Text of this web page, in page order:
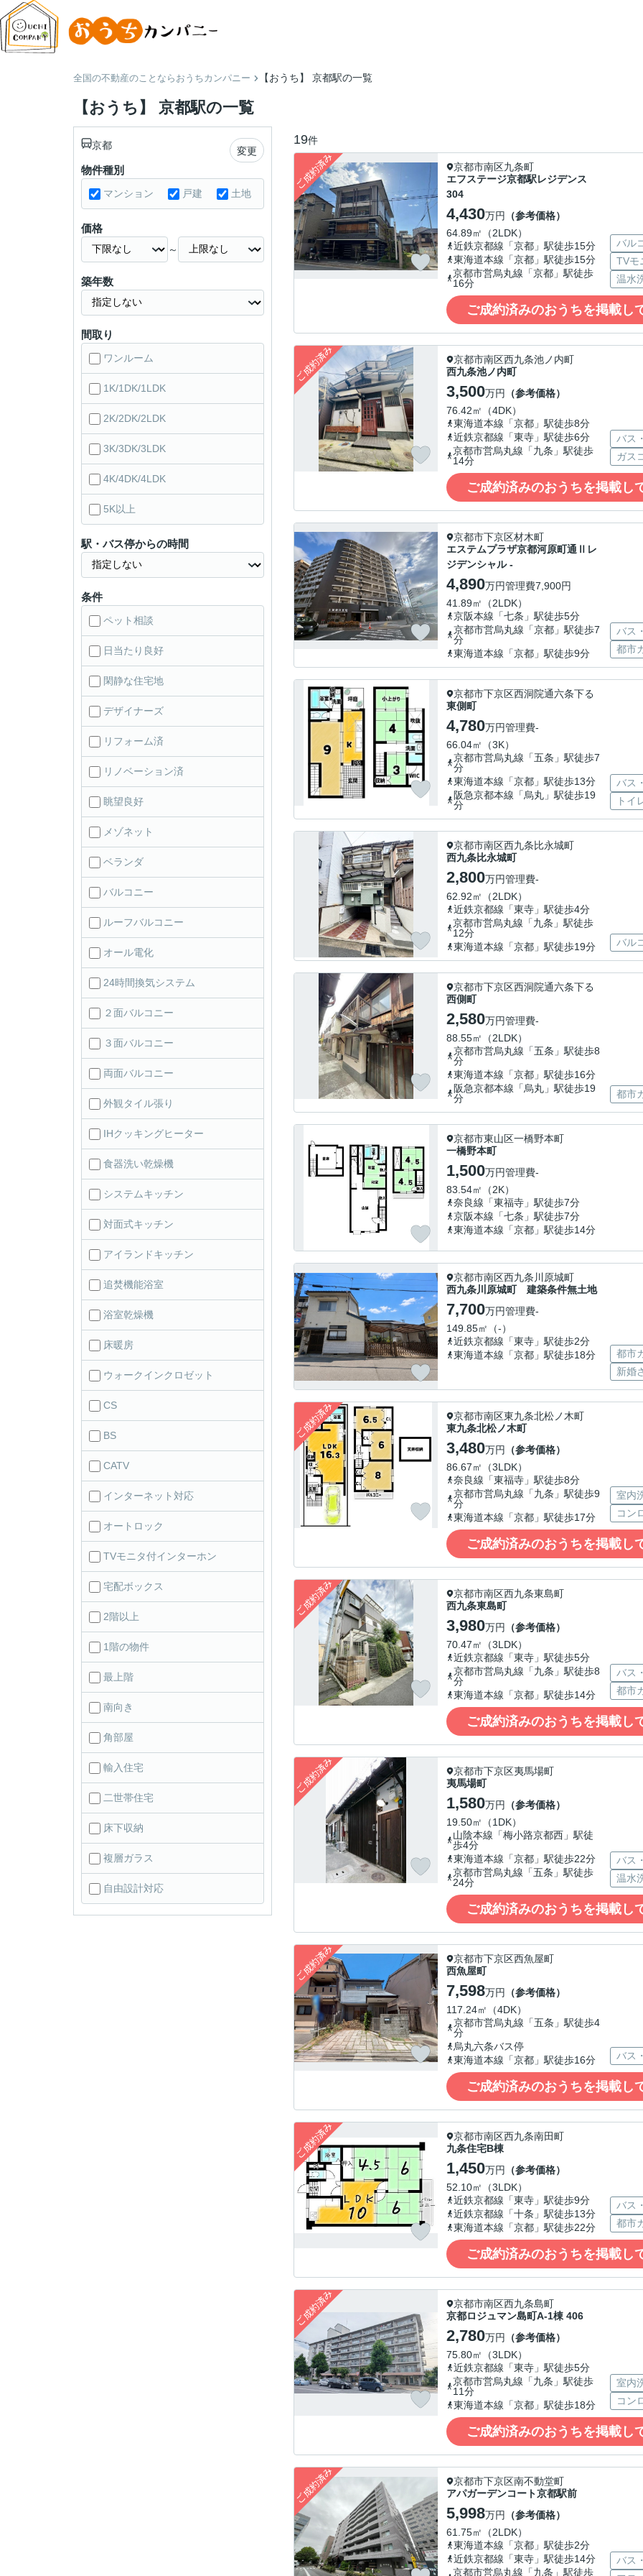
全国の不動産のことならおうちカンパニー 【おうち】 京都駅の一覧
【おうち】 京都駅の一覧
19件
京都市南区九条町
エフステージ京都駅レジデンス
304
4,430万円
（参考価格）
64.89㎡（2LDK）
近鉄京都線「京都」駅徒歩15分
東海道本線「京都」駅徒歩15分
京都市営烏丸線「京都」駅徒歩
16分
バル
TVモ
温水
ご成約済みのおうちを掲載し
京都市南区西九条池ノ内町
西九条池ノ内町
3,500万円
（参考価格）
76.42㎡（4DK）
東海道本線「京都」駅徒歩8分
近鉄京都線「東寺」駅徒歩6分
京都市営烏丸線「九条」駅徒歩
14分
バス
ガス
ご成約済みのおうちを掲載し
京都市下京区材木町
エステムプラザ京都河原町通Ⅱレ
ジデンシャル -
4,890万円管理費7,900円
41.89㎡（2LDK）
京阪本線「七条」駅徒歩5分
京都市営烏丸線「京都」駅徒歩7
分
東海道本線「京都」駅徒歩9分
バス
都市
京都市下京区西洞院通六条下る
東側町
4,780万円管理費-
66.04㎡（3K）
京都市営烏丸線「五条」駅徒歩7
分
東海道本線「京都」駅徒歩13分
阪急京都本線「烏丸」駅徒歩19
分
バス
トイ
京都市南区西九条比永城町
西九条比永城町
2,800万円管理費-
62.92㎡（2LDK）
近鉄京都線「東寺」駅徒歩4分
京都市営烏丸線「九条」駅徒歩
12分
東海道本線「京都」駅徒歩19分
バル
京都市下京区西洞院通六条下る
西側町
2,580万円管理費-
88.55㎡（2LDK）
京都市営烏丸線「五条」駅徒歩8
分
東海道本線「京都」駅徒歩16分
阪急京都本線「烏丸」駅徒歩19
分
都市
京都市東山区一橋野本町
一橋野本町
1,500万円管理費-
83.54㎡（2K）
奈良線「東福寺」駅徒歩7分
京阪本線「七条」駅徒歩7分
東海道本線「京都」駅徒歩14分
京都市南区西九条川原城町
西九条川原城町 建築条件無土地
7,700万円管理費-
149.85㎡（-）
近鉄京都線「東寺」駅徒歩2分
東海道本線「京都」駅徒歩18分
都市
新婚
京都市南区東九条北松ノ木町
東九条北松ノ木町
3,480万円
（参考価格）
86.67㎡（3LDK）
奈良線「東福寺」駅徒歩8分
京都市営烏丸線「九条」駅徒歩9
分
東海道本線「京都」駅徒歩17分
室内
コン
ご成約済みのおうちを掲載し
京都市南区西九条東島町
西九条東島町
3,980万円
（参考価格）
70.47㎡（3LDK）
近鉄京都線「東寺」駅徒歩5分
京都市営烏丸線「九条」駅徒歩8
分
東海道本線「京都」駅徒歩14分
バス
都市
ご成約済みのおうちを掲載し
京都市下京区夷馬場町
夷馬場町
1,580万円
（参考価格）
19.50㎡（1DK）
山陰本線「梅小路京都西」駅徒
歩4分
東海道本線「京都」駅徒歩22分
京都市営烏丸線「五条」駅徒歩
24分
バス
温水
ご成約済みのおうちを掲載し
京都市下京区西魚屋町
西魚屋町
7,598万円
（参考価格）
117.24㎡（4DK）
京都市営烏丸線「五条」駅徒歩4
分
烏丸六条バス停
東海道本線「京都」駅徒歩16分
バス
ご成約済みのおうちを掲載し
京都市南区西九条南田町
九条住宅B棟
1,450万円
（参考価格）
52.10㎡（3LDK）
近鉄京都線「東寺」駅徒歩9分
近鉄京都線「十条」駅徒歩13分
東海道本線「京都」駅徒歩22分
バス
都市
ご成約済みのおうちを掲載し
京都市南区西九条島町
京都ロジュマン島町A-1棟 406
2,780万円
（参考価格）
75.80㎡（3LDK）
近鉄京都線「東寺」駅徒歩5分
京都市営烏丸線「九条」駅徒歩
11分
東海道本線「京都」駅徒歩18分
室内
コン
ご成約済みのおうちを掲載し
京都市下京区南不動堂町
アパガーデンコート京都駅前
5,998万円
（参考価格）
61.75㎡（2LDK）
東海道本線「京都」駅徒歩2分
近鉄京都線「東寺」駅徒歩14分
京都市営烏丸線「九条」駅徒歩
バス
京都 変更
物件種別
マンション 戸建 土地
価格
～
築年数
間取り
ワンルーム
1K/1DK/1LDK
2K/2DK/2LDK
3K/3DK/3LDK
4K/4DK/4LDK
5K以上
駅・バス停からの時間
条件
ペット相談
日当たり良好
閑静な住宅地
デザイナーズ
リフォーム済
リノベーション済
眺望良好
メゾネット
ベランダ
バルコニー
ルーフバルコニー
オール電化
24時間換気システム
２面バルコニー
３面バルコニー
両面バルコニー
外観タイル張り
IHクッキングヒーター
食器洗い乾燥機
システムキッチン
対面式キッチン
アイランドキッチン
追焚機能浴室
浴室乾燥機
床暖房
ウォークインクロゼット
CS
BS
CATV
インターネット対応
オートロック
TVモニタ付インターホン
宅配ボックス
2階以上
1階の物件
最上階
南向き
角部屋
輸入住宅
二世帯住宅
床下収納
複層ガラス
自由設計対応